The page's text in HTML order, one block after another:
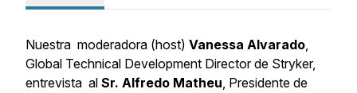
Nuestra moderadora (host) Vanessa Alvarado,
Global Technical Development Directorde Stryker,
entrevista al Sr. Alfredo Matheu, Presidente de